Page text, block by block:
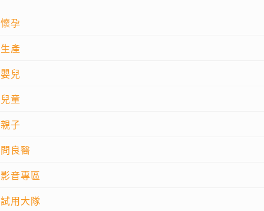
懷孕
生產
嬰兒
兒童
親子
問良醫
影音專區
試用大隊